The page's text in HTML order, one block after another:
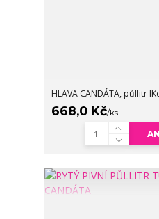
HLAVA CANDÁTA, půllitr
668,0 Kč/ks